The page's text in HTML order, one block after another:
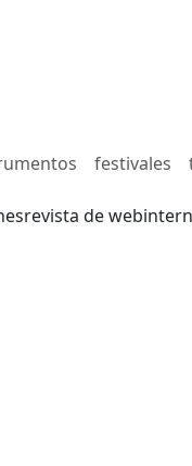
festivales
revista de web